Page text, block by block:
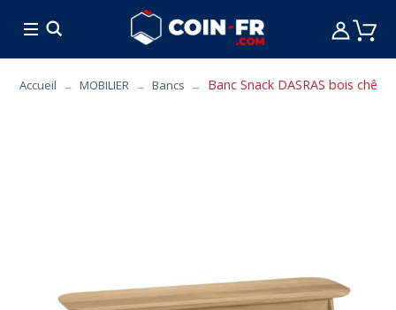
CUISINE MOBILIER
Accueil MOBILIER Bancs Banc Snack DASRAS bois